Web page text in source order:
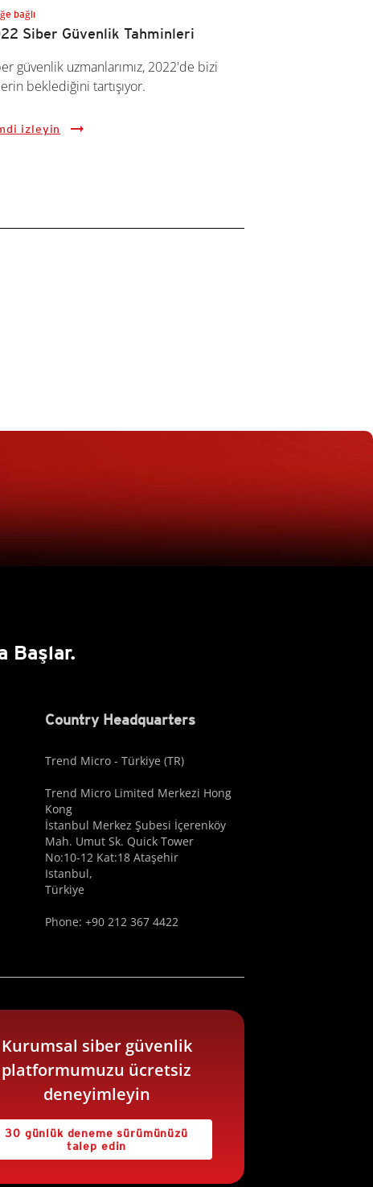
bağlı
Siber Güvenlik Tahminleri
güvenlik uzmanlarımız, 2022'de bizi
beklediğini tartışıyor.
izleyin
Başlar.
Country Headquarters
Trend Micro - Türkiye (TR)
Trend Micro Limited Merkezi Hong
Kong
İstanbul Merkez Şubesi İçerenköy
Mah. Umut Sk. Quick Tower
No:10-12 Kat:18 Ataşehir
Istanbul,
Türkiye
Phone: +90 212 367 4422
Kurumsal siber güvenlik
platformumuzu ücretsiz
deneyimleyin
30 günlük deneme sürümünüzü
talep edin